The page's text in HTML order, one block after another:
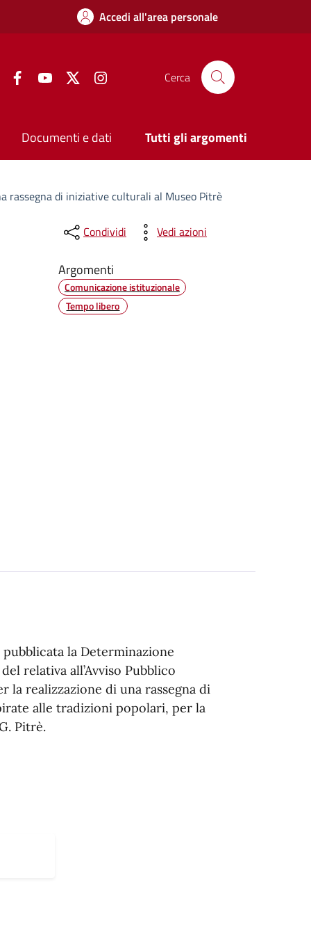
Accedi all'area personale
FacebookYouTube Twitter Cerca
Documenti e dati Tutti gli argomenti
rassegna di iniziative culturali al Museo Pitrè
Condividi Vedi azioni
Argomenti
Comunicazione istituzionale
Tempo libero
la Determinazione
relativa all’Avviso Pubblico
la realizzazione di una rassegna di
alle tradizioni popolari, per la
Pitrè.